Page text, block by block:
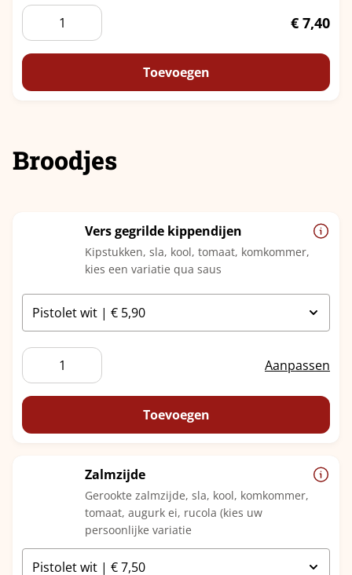
Wrap
Zalm
Roomkaas
€ 7,40
Toevoegen
Broodjes
Vers gegrilde kippendijen
Kipstukken, sla, kool, tomaat, komkommer,
kies een variatie qua saus
Vers
gegrilde
kippendijen
Aanpassen
Toevoegen
Zalmzijde
Gerookte zalmzijde, sla, kool, komkommer,
tomaat, augurk ei, rucola (kies uw
persoonlijke variatie